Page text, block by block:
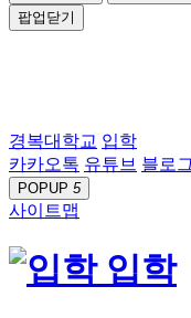
팝업닫기
경복대학교 입학
카카오톡 유튜브 블로그
POPUP 5
사이트맵
입학